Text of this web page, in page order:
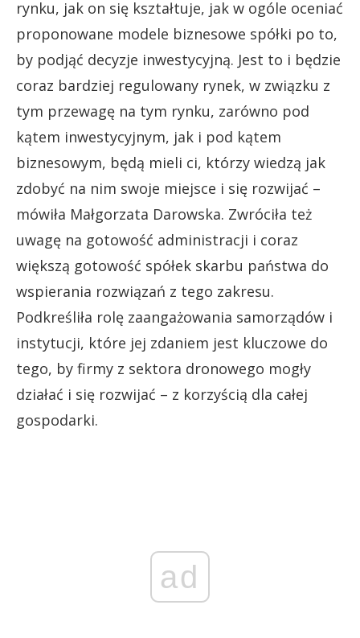
rynku, jak on się kształtuje, jak w ogóle oceniać
proponowane modele biznesowe spółki po to,
by podjąć decyzje inwestycyjną. Jest to i będzie
coraz bardziej regulowany rynek, w związku z
tym przewagę na tym rynku, zarówno pod
kątem inwestycyjnym, jak i pod kątem
biznesowym, będą mieli ci, którzy wiedzą jak
zdobyć na nim swoje miejsce i się rozwijać –
mówiła Małgorzata Darowska. Zwróciła też
uwagę na gotowość administracji i coraz
większą gotowość spółek skarbu państwa do
wspierania rozwiązań z tego zakresu.
Podkreśliła rolę zaangażowania samorządów i
instytucji, które jej zdaniem jest kluczowe do
tego, by firmy z sektora dronowego mogły
działać i się rozwijać – z korzyścią dla całej
gospodarki.
ad